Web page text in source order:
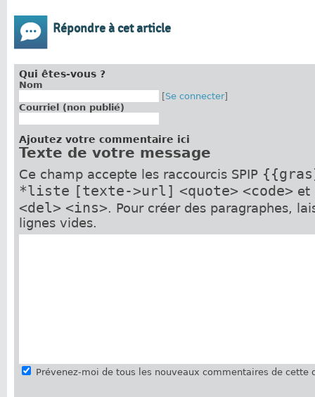
Répondre à cet article
Qui êtes-vous ?
Nom
[Se connecter]
Courriel (non publié)
Ajoutez votre commentaire ici
Texte de votre message
Ce champ accepte les raccourcis SPIP
*liste [texte->url] <quote> <code>et
<del> <ins>. Pour créer des paragraphes,
lignes vides.
Prévenez-moi de tous les nouveaux commentaires de cette